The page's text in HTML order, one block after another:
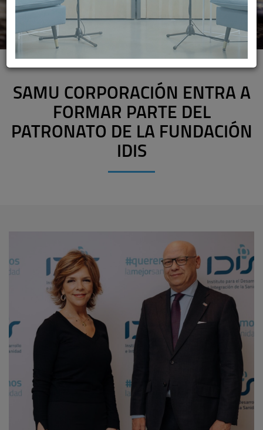
SAMU CORPORACIÓN ENTRA A
FORMAR PARTE DEL
PATRONATO DE LA FUNDACIÓN
IDIS